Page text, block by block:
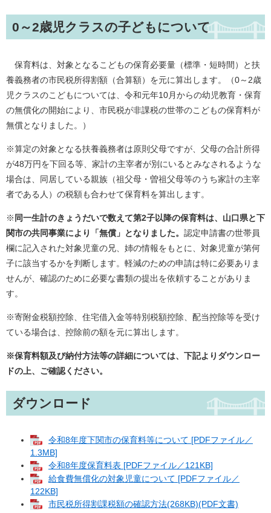
0～2歳児クラスの子どもについて
保育料は、対象となるこどもの保育必要量（標準・短時間）と扶
養義務者の市民税所得割額（合算額）を元に算出します。（0～2歳
児クラスのこどもについては、令和元年10月からの幼児教育・保育
の無償化の開始により、市民税が非課税の世帯のこどもの保育料が
無償となりました。）
※算定の対象となる扶養義務者は原則父母ですが、父母の合計所得
が48万円を下回る等、家計の主宰者が別にいるとみなされるような
場合は、同居している親族（祖父母・曽祖父母等のうち家計の主宰
者である人）の税額も合わせて保育料を算出します。
※ 同一生計のきょうだいで数えて第2子以降の保育料は、山口県と下
関市の共同事業により「無償」となりました。 認定申請書の世帯員
欄に記入された対象児童の兄、姉の情報をもとに、対象児童が第何
子に該当するかを判断します。軽減のための申請は特に必要ありま
せんが、確認のために必要な書類の提出を依頼することがありま
す。
※寄附金税額控除、住宅借入金等特別税額控除、配当控除等を受け
ている場合は、控除前の額を元に算出します。
※保育料額及び納付方法等の詳細については、下記よりダウンロー
ドの上、ご確認ください。
ダウンロード
令和8年度下関市の保育料等について [PDFファイル／
1.3MB]
令和8年度保育料表 [PDFファイル／121KB]
給食費無償化の対象児童について [PDFファイル／
122KB]
市民税所得割課税額の確認方法(268KB)(PDF文書)